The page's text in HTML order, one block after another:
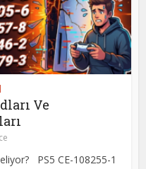
Ve
PS5 CE-108255-1